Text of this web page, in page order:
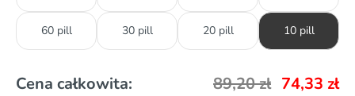
60 pill 30 pill 20 pill 10 pill
Cena całkowita: 89,20zł 74,33 zł